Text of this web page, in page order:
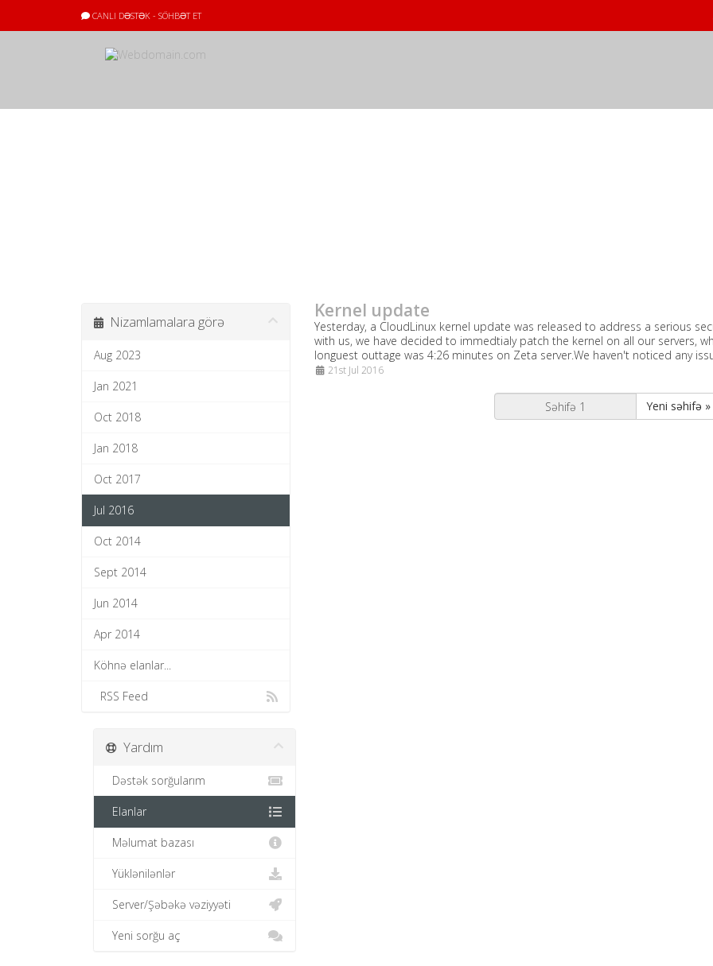
CANLI DƏSTƏK - SÖHBƏT ET
Nizamlamalara görə
Aug 2023
Jan 2021
Oct 2018
Jan 2018
Oct 2017
Jul 2016
Oct 2014
Sept 2014
Jun 2014
Apr 2014
Köhnə elanlar...
RSS Feed
Kernel update
Yesterday, a CloudLinux kernel update was released to address a serious
with us, we have decided to immedtialy patch the kernel on all our servers,
longuest outtage was 4:26 minutes on Zeta server.We haven't noticed any
21st Jul 2016
Yeni səhifə »
Yardım
Dəstək sorğularım
Elanlar
Məlumat bazası
Yüklənilənlər
Server/Şəbəkə vəziyyəti
Yeni sorğu aç